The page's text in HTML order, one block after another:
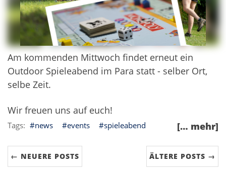
Am kommenden Mittwoch findet erneut ein
Outdoor Spieleabend im Para statt - selber Ort,
selbe Zeit.
Wir freuen uns auf euch!
[… mehr]
news events spieleabend
← NEUERE POSTS ÄLTERE POSTS →